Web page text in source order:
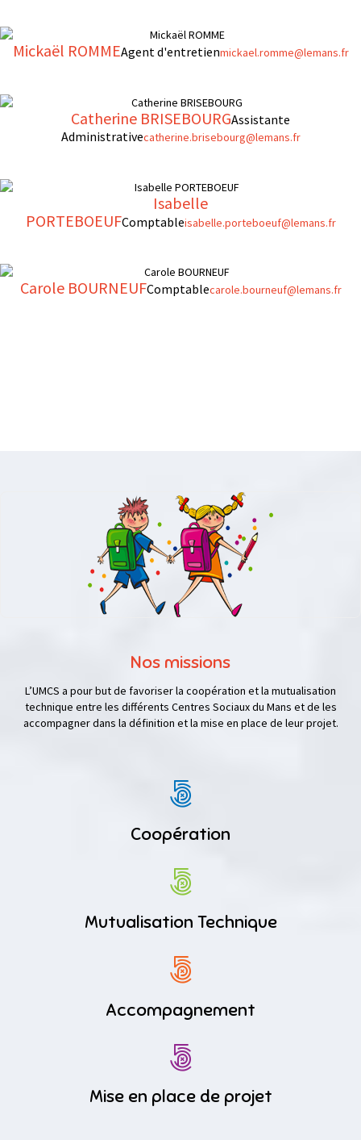
Mickaël ROMMEAgent d'entretienmickael.romme@lemans.fr
Catherine BRISEBOURGAssistante
Administrativecatherine.brisebourg@lemans.fr
Isabelle
PORTEBOEUFComptableisabelle.porteboeuf@lemans.fr
Carole BOURNEUFComptablecarole.bourneuf@lemans.fr
Nos missions
L’UMCS a pour but de favoriser la coopération et la mutualisation
technique entre les différents Centres Sociaux du Mans et de les
accompagner dans la définition et la mise en place de leur projet.
Coopération
Mutualisation Technique
Accompagnement
Mise en place de projet